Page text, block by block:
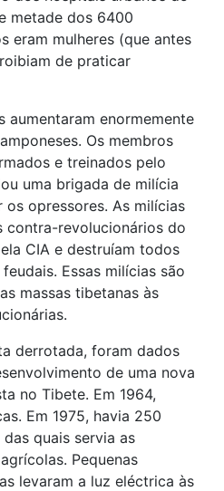
metade dos 6400
eram mulheres (que antes
de praticar
aumentaram enormemente
Os membros
e treinados pelo
uma brigada de milícia
os opressores. As milícias
contra-revolucionários do
CIA e destruíam todos
Essas milícias são
massas tibetanas às
derrotada, foram dados
de uma nova
no Tibete. Em 1964,
Em 1975, havia 250
quais servia as
Pequenas
levaram a luz eléctrica às